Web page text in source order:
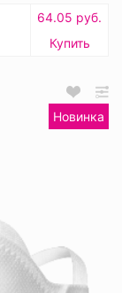
64.05 руб.
Купить
Новинка